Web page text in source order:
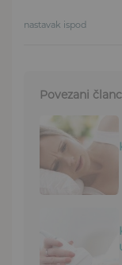
nastavak ispod
Povezani